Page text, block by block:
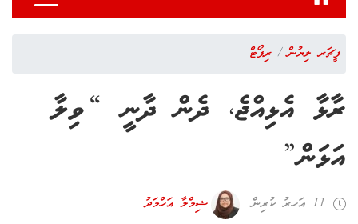
ފީޗަރ ލިޔުން ރިޕޯޓް
ރާޅާ އެޅިއްޖެ، ދެން ދާނީ “ވިލާ
އަޅަން”
11 އަހރު ކުރިން ޝިމްލާ އަހްމަދު